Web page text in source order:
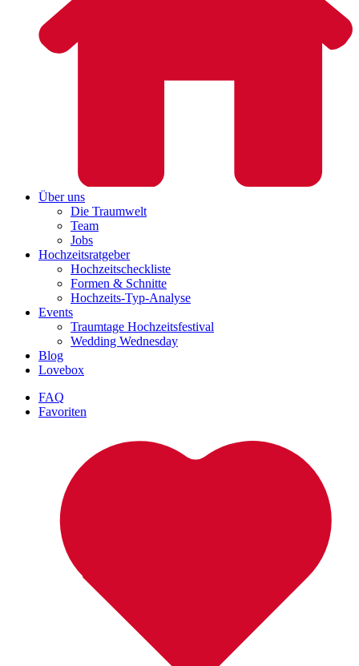
Über uns
Die Traumwelt
Team
Jobs
Hochzeitsratgeber
Hochzeitscheckliste
Formen & Schnitte
Hochzeits-Typ-Analyse
Events
Traumtage Hochzeitsfestival
Wedding Wednesday
Blog
Lovebox
FAQ
Favoriten